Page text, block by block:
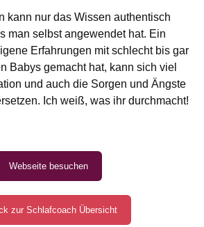
kann nur das Wissen authentisch
man selbst angewendet hat. Ein
Erfahrungen mit schlecht bis gar
Babys gemacht hat, kann sich viel
und auch die Sorgen und Ängste
Ich weiß, was ihr durchmacht!
Webseite besuchen
zur Schlafcoach Übersicht